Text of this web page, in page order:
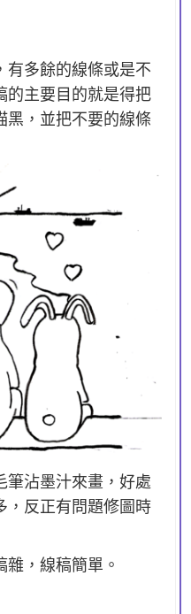
有多餘的線條或是不
的主要目的就是得把
黑，並把不要的線條
筆沾墨汁來畫，好處
，反正有問題修圖時
，線稿簡單。